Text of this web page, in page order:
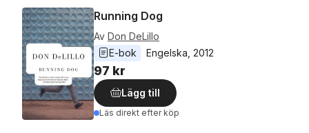
Running Dog
Av Don DeLillo
E-bok
Engelska 2012
97 kr
Lägg till
Läs direkt efter köp